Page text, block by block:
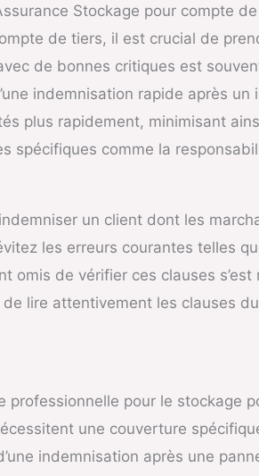
Stockage pour compte
de tiers, il est crucial de
de bonnes critiques est
indemnisation rapide après
plus rapidement, minimisant
comme la
un client dont les
les erreurs courantes telles
omis de vérifier ces clauses
lire attentivement les clauses
professionnelle pour le stockage
une couverture
indemnisation après une